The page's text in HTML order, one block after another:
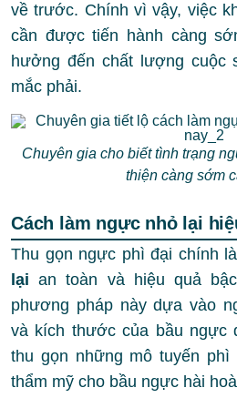
về trước. Chính vì vậy, việc
cần được tiến hành càng
hưởng đến chất lượng cuộc
mắc phải.
Chuyên gia cho biết tình trạng
thiện càng sớm
Cách làm ngực nhỏ lại
Thu gọn ngực phì đại chính là
lại an toàn và hiệu quả
phương pháp này dựa vào
và kích thước của bầu ngực
thu gọn những mô tuyến
thẩm mỹ cho bầu ngực hài